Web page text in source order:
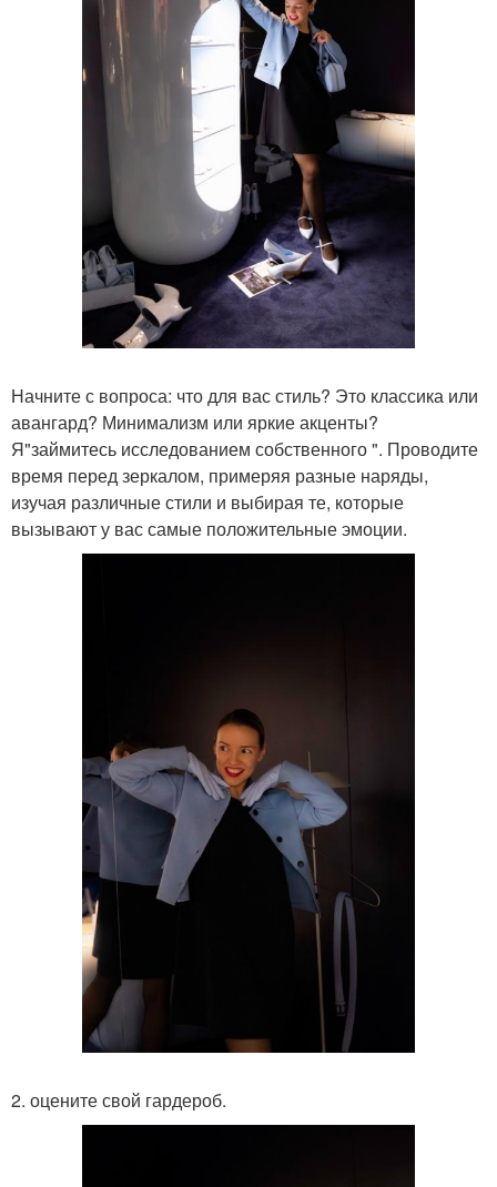
Начните с вопроса: что для вас стиль? Это классика или
авангард? Минимализм или яркие акценты?
Я"займитесь исследованием собственного ". Проводите
время перед зеркалом, примеряя разные наряды,
изучая различные стили и выбирая те, которые
вызывают у вас самые положительные эмоции.
2. оцените свой гардероб.